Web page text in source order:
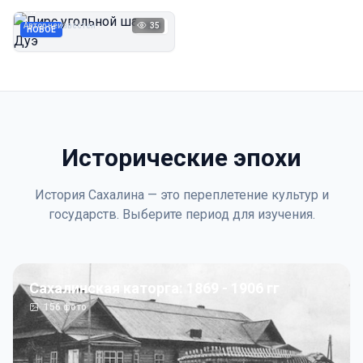
НОВОЕ 1923
Автор неизвестен 35
Исторические эпохи
История Сахалина — это переплетение культур и
государств. Выберите период для изучения.
Сахалинская каторга: 1869 - 1906 гг
156фото